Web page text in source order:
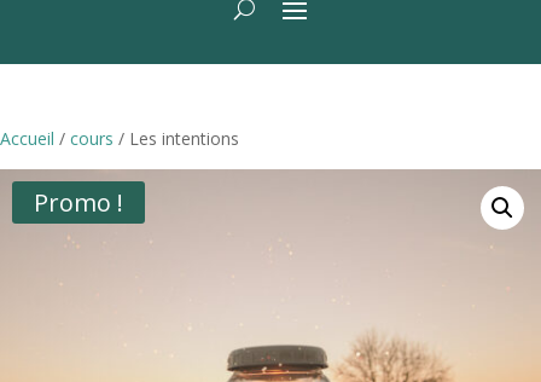
Accueil / cours / Les intentions
Promo !